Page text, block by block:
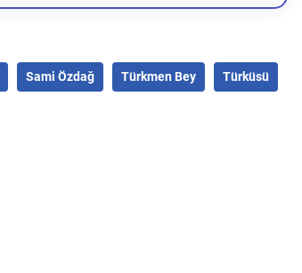
Sami Özdağ Türkmen Bey Türküsü